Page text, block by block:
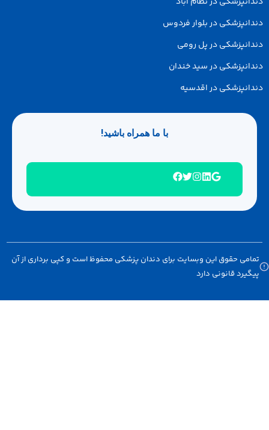
در بلوار فردوس
در پل رومی
در سید خندان
در اقدسیه
با ما همراه باشید!
حقوق این وبسایت برای دندان پزشکی محفوظ است و کپی برداری از آن
قانونی دارد